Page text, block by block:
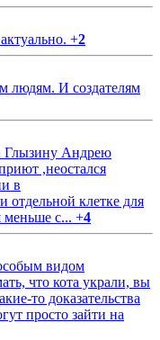
+2
людям. И создателям
Глызину Андрею
,неостался
в
клетке для
меньше с... +4
видом
что кота украли, вы
то доказательства
просто зайти на